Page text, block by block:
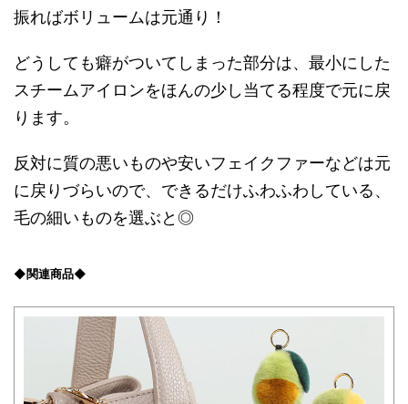
振ればボリュームは元通り！
どうしても癖がついてしまった部分は、最小にした
スチームアイロンをほんの少し当てる程度で元に戻
ります。
反対に質の悪いものや安いフェイクファーなどは元
に戻りづらいので、できるだけふわふわしている、
毛の細いものを選ぶと◎
◆関連商品◆